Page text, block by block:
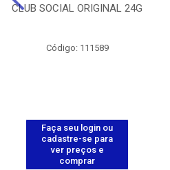
CLUB SOCIAL ORIGINAL 24G
Código: 111589
Faça seu login ou
cadastre-se para
ver preços e
comprar